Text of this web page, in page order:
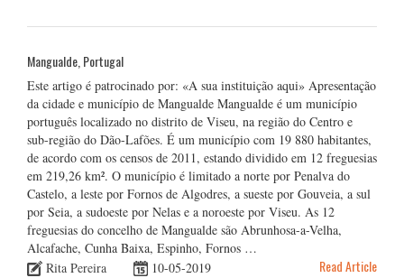
Mangualde, Portugal
Este artigo é patrocinado por: «A sua instituição aqui» Apresentação
da cidade e município de Mangualde Mangualde é um município
português localizado no distrito de Viseu, na região do Centro e
sub-região do Dão-Lafões. É um município com 19 880 habitantes,
de acordo com os censos de 2011, estando dividido em 12 freguesias
em 219,26 km². O município é limitado a norte por Penalva do
Castelo, a leste por Fornos de Algodres, a sueste por Gouveia, a sul
por Seia, a sudoeste por Nelas e a noroeste por Viseu. As 12
freguesias do concelho de Mangualde são Abrunhosa-a-Velha,
Alcafache, Cunha Baixa, Espinho, Fornos …
Rita Pereira
10-05-2019 Read Article